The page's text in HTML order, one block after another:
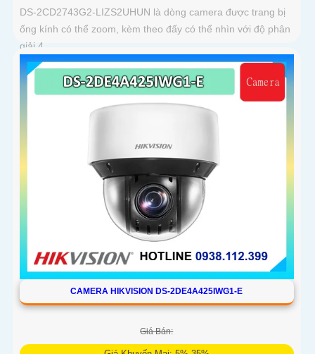
DS-2CD2743G2-LIZS2UHUN là dòng camera được trang bị
ống kính có thể zoom, kèm theo đấy có thể nhìn với độ phân
giải 4
CAMERA HIKVISION DS-2DE4A425IWG1-E
Giá Bán: